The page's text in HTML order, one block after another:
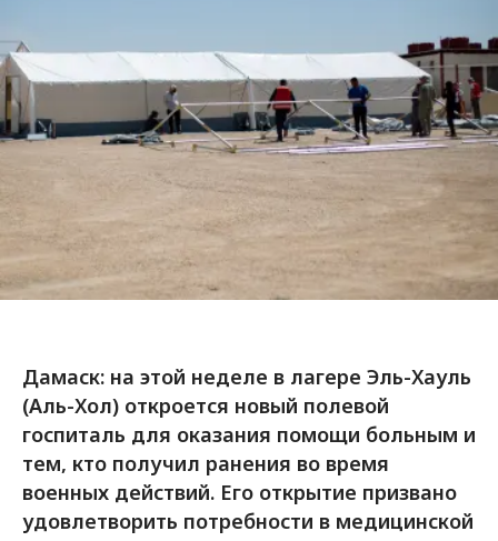
Дамаск: на этой неделе в лагере Эль-Хауль
(Аль-Хол) откроется новый полевой
госпиталь для оказания помощи больным и
тем, кто получил ранения во время
военных действий. Его открытие призвано
удовлетворить потребности в медицинской